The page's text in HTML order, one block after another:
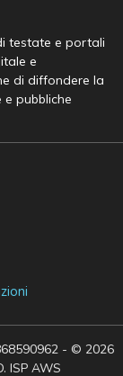
testate e portali
e
di diffondere la
pubbliche
- © 2026
ISP AWS